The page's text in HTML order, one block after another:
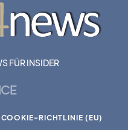
FÜR INSIDER
COOKIE-RICHTLINIE (EU)